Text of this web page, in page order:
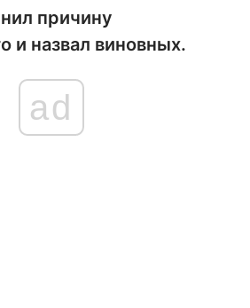
причину
и назвал виновных.
ad